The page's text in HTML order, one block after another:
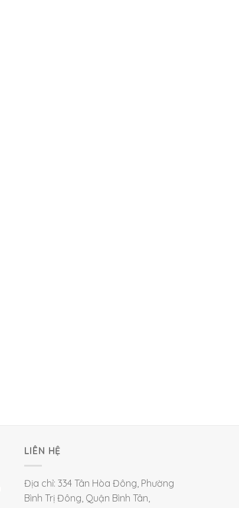
LIÊN HỆ
Địa chỉ: 334 Tân Hòa Đông, Phường
Bình Trị Đông, Quận Bình Tân,